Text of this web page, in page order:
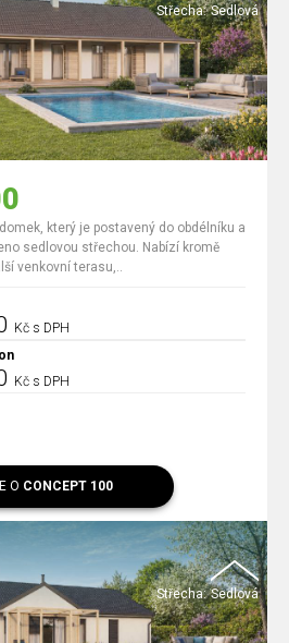
Střecha: Sedlová
který je postavený do obdélníku a
sedlovou střechou. Nabízí kromě
venkovní terasu,..
Kč s DPH
Kč s DPH
O CONCEPT 100
Střecha: Sedlová